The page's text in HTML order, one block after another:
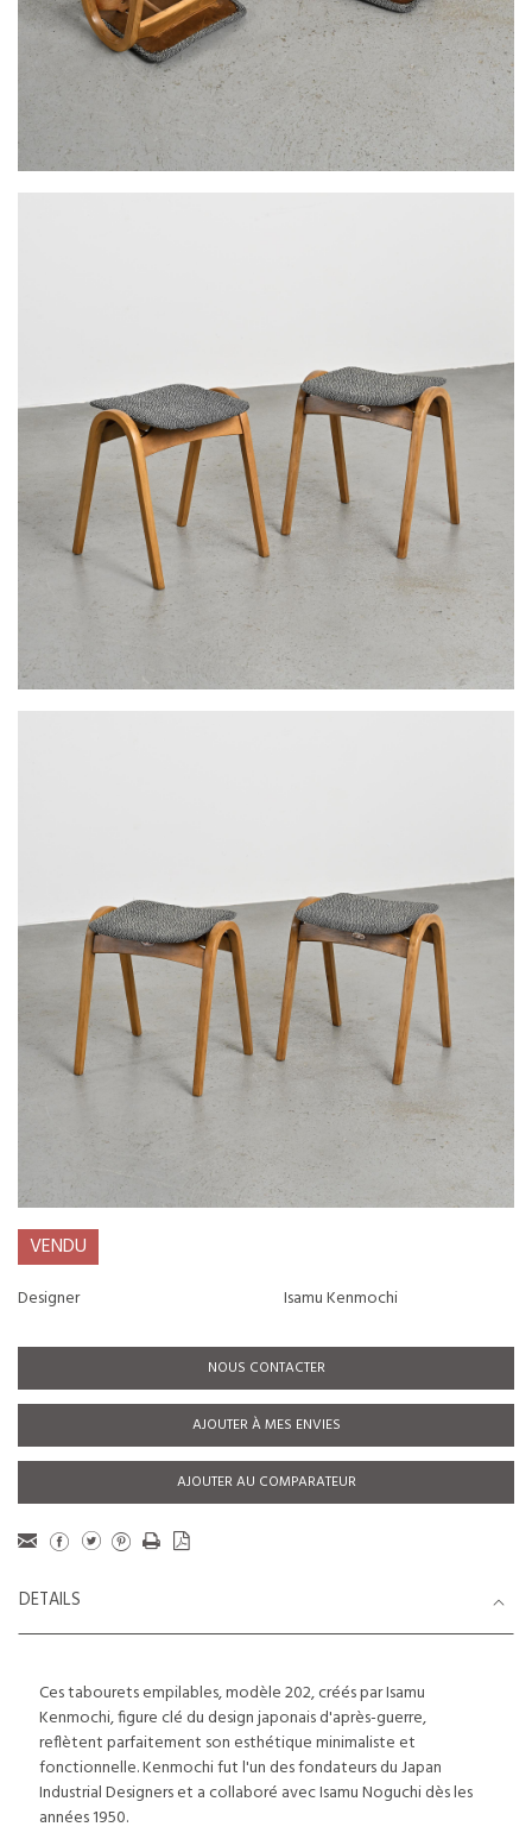
VENDU
Designer Isamu Kenmochi
NOUS CONTACTER
AJOUTER À MES ENVIES
AJOUTER AU COMPARATEUR
DETAILS
Ces tabourets empilables, modèle 202, créés par Isamu
Kenmochi, figure clé du design japonais d'après-guerre,
reflètent parfaitement son esthétique minimaliste et
fonctionnelle. Kenmochi fut l'un des fondateurs du Japan
Industrial Designers et a collaboré avec Isamu Noguchi dès les
années 1950.